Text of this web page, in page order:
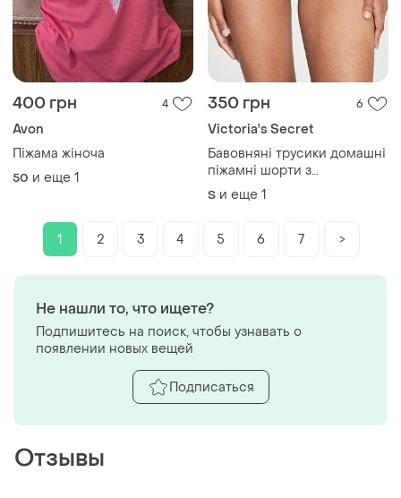
400 грн 4
Avon
Піжама жіноча
50 и еще 1
350 грн 6
Victoria's Secret
Бавовняні трусики домашні
піжамні шорти з
еластичним поясом
victoria’s secret оригінал
S и еще 1
1 2 3 4 5 6 7 >
Отзывы
Не нашли то, что ищете?
Подпишитесь на поиск, чтобы узнавать о
появлении новых вещей
Подписаться